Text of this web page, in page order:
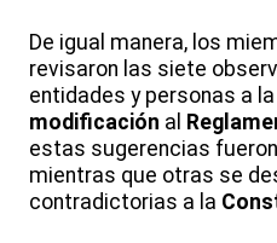
De igual manera, los
revisaron las siete
entidades y personas a
modificación al
estas sugerencias
mientras que otras se
contradictorias a la